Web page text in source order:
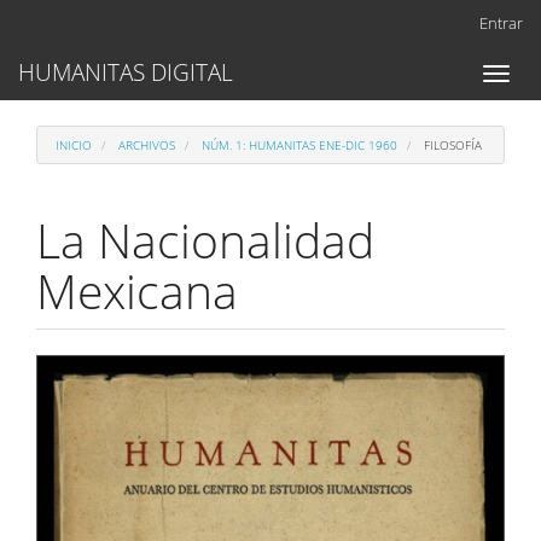
Contenido
principal
lateral
Entrar
Toggle
HUMANITAS DIGITAL
INICIO ARCHIVOS NÚM. 1: HUMANITAS ENE-DIC 1960 FILOSOFÍA
La Nacionalidad
Mexicana
Barra
lateral
del
artículo